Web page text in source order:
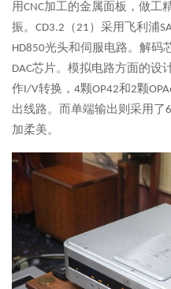
用CNC加工的金属面板，做工
振。CD3.2（21）采用飞利浦
HD850光头和伺服电路。解码
DAC芯片。模拟电路方面的设
作I/V转换，4颗OP42和2颗
出线路。而单端输出则采用了
加柔美。